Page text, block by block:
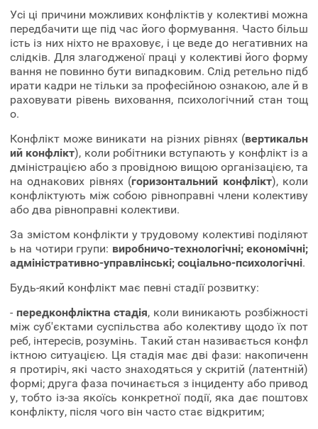
Усі ці причини можливих конфліктів у колективі можна
передбачити ще під час його формування. Часто більш
ість із них ніхто не враховує, і це веде до негативних на
слідків. Для злагодженої праці у колективі його форму
вання не повинно бути випадковим. Слід ретельно підб
ирати кадри не тільки за професійною ознакою, але й в
раховувати рівень виховання, психологічний стан тощ
о.
Конфлікт може виникати на різних рівнях (вертикальн
ий конфлікт), коли робітники вступають у конфлікт із а
дміністрацією або з провідною вищою організацією, та
на однакових рівнях (горизонтальний конфлікт), коли
конфліктують між собою рівноправні члени колективу
або два рівноправні колективи.
За змістом конфлікти у трудовому колективі поділяют
ь на чотири групи: виробничо-технологічні; економічні;
адміністративно-управлінські; соціально-психологічні.
Будь-який конфлікт має певні стадії розвитку:
- передконфліктна стадія, коли виникають розбіжності
між суб'єктами суспільства або колективу щодо їх пот
реб, інтересів, розумінь. Такий стан називається конфл
іктною ситуацією. Ця стадія має дві фази: накопиченн
я протиріч, які часто знаходяться у скритій (латентній)
формі; друга фаза починається з інциденту або привод
у, тобто із-за якоїсь конкретної події, яка дає поштовх
конфлікту, після чого він часто стає відкритим;